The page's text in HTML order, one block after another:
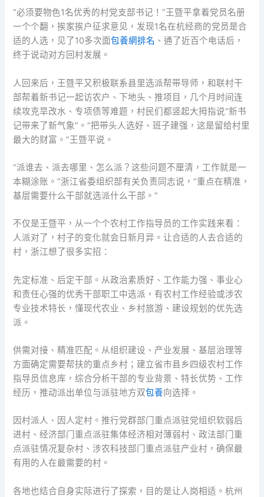
“必须要物色1名优秀的村党支部书记！”王暨平拿着党员名册
一个个翻，挨家挨户征求意见，发现1名在杭经商的党员是合
适的人选，见了10多次面包養網排名 、通了近百个电话后，
终于说动对方回村发展。
人回来后，王暨平又积极联系县里选派帮带导师，和联村干
部帮着新书记一起访农户、下地头、推项目，几个月时间连
续攻克旱改水、专项债等难题，村民们都竖起大拇指说“新书
记带来了新气象”。“把带头人选好、班子建强，这是留给村里
最大的财富。”王暨平说。
“派谁去、派去哪里、怎么派？这些问题不厘清，工作就是一
本糊涂账。”浙江省委组织部有关负责同志说，“重点在精准，
基层需要什么干部就选派什么干部。”
不仅是王暨平，从一个个农村工作指导员的工作实践来看：
人派对了，村子的变化就会日新月异。让合适的人去合适的
村，浙江想了很多实招：
先定标准、后定干部。从政治素质好、工作能力强、事业心
和责任心强的优秀干部职工中选派，有农村工作经验或涉农
专业技术特长，懂现代农业、乡村旅游、建设规划的优先选
派。
供需对接、精准匹配。从组织建设、产业发展、基层治理等
方面确定需要帮扶的重点乡村；建立省市县乡四级农村工作
指导员信息库，综合分析干部的专业背景、特长优势、工作
经历，推动派出单位与派驻地方双包養向选择。
因村派人、因人定村。推行党群部门重点派驻党组织软弱后
进村、经济部门重点派驻集体经济相对薄弱村、政法部门重
点派驻情况复杂村、涉农科技部门重点派驻产业村，确保最
有用的人在最需要的村。
各地也结合自身实际进行了探索，目的是让人岗相适。杭州